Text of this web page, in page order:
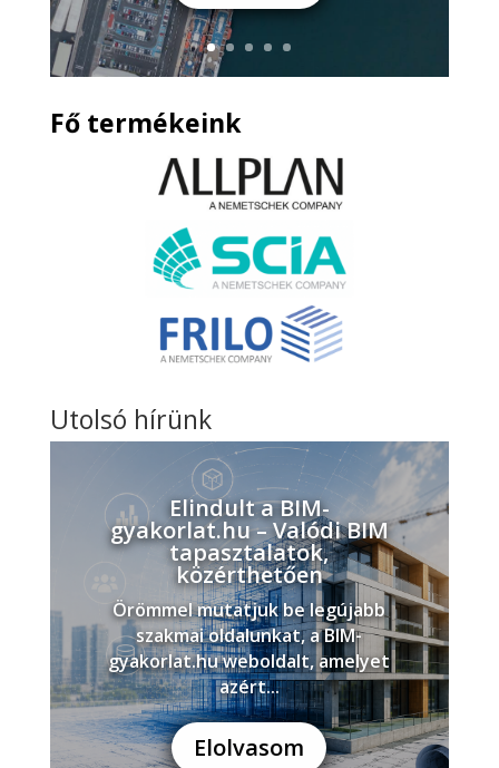
Fő termékeink
Utolsó hírünk
Elindult a BIM-
gyakorlat.hu – Valódi BIM
tapasztalatok,
közérthetően
Örömmel mutatjuk be legújabb
szakmai oldalunkat, a BIM-
gyakorlat.hu weboldalt, amelyet
azért...
Elolvasom